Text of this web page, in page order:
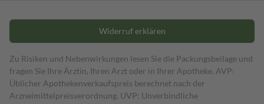
Widerruf erklären
Zu Risiken und Nebenwirkungen lesen Sie die Packungsbeilage und
fragen Sie Ihre Ärztin, Ihren Arzt oder in Ihrer Apotheke. AVP:
Üblicher Apothekenverkaufspreis berechnet nach der
Arzneimittelpreisverordnung. UVP: Unverbindliche